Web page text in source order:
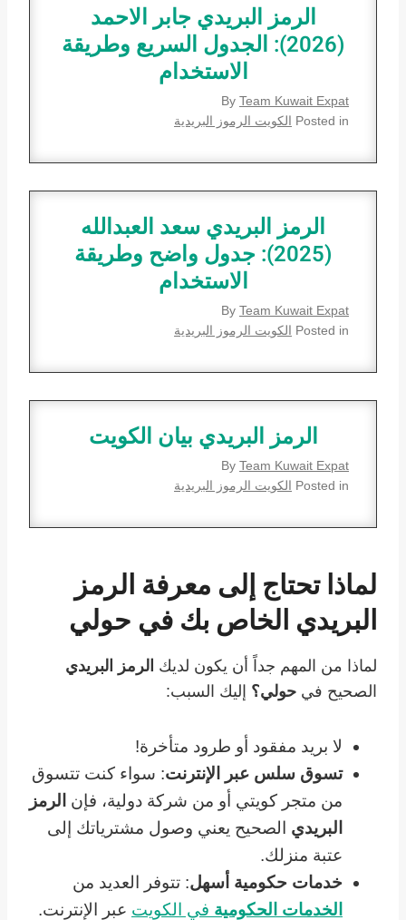
الرمز البريدي جابر الاحمد
(2026): الجدول السريع وطريقة
الاستخدام
By Team Kuwait Expat
Posted in الكويت الرموز البريدية
الرمز البريدي سعد العبدالله
(2025): جدول واضح وطريقة
الاستخدام
By Team Kuwait Expat
Posted in الكويت الرموز البريدية
الرمز البريدي بيان الكويت
By Team Kuwait Expat
Posted in الكويت الرموز البريدية
لماذا تحتاج إلى معرفة الرمز
البريدي الخاص بك في حولي
لماذا من المهم جداً أن يكون لديك الرمز البريدي
الصحيح في حولي؟ إليك السبب:
لا بريد مفقود أو طرود متأخرة!
تسوق سلس عبر الإنترنت: سواء كنت تتسوق
من متجر كويتي أو من شركة دولية، فإن الرمز
البريدي الصحيح يعني وصول مشترياتك إلى
عتبة منزلك.
خدمات حكومية أسهل: تتوفر العديد من
الخدمات الحكومية في الكويت عبر الإنترنت.